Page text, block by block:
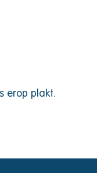
erop plakt.